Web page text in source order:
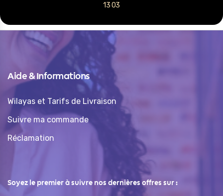
13 03
Aide & Informations
Wilayas et Tarifs de Livraison
Suivre ma commande
Réclamation
Soyez le premier à suivre nos dernières offres sur :